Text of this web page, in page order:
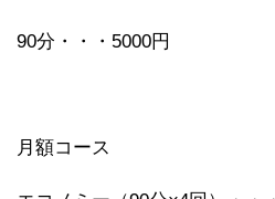
90分・・・5000円
月額コース